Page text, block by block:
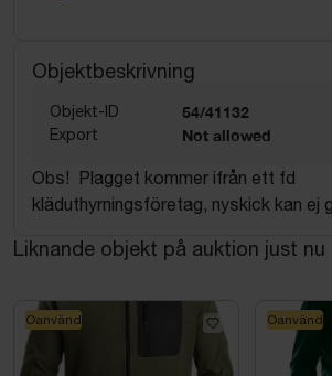
Objektbeskrivning
Objekt-ID 54/41132
Export Not allowed
Obs! Plagget kommer ifrån ett fd
kläduthyrningsföretag, nyskick kan ej
Liknande objekt på auktion just nu
Oanvänd Oanvänd